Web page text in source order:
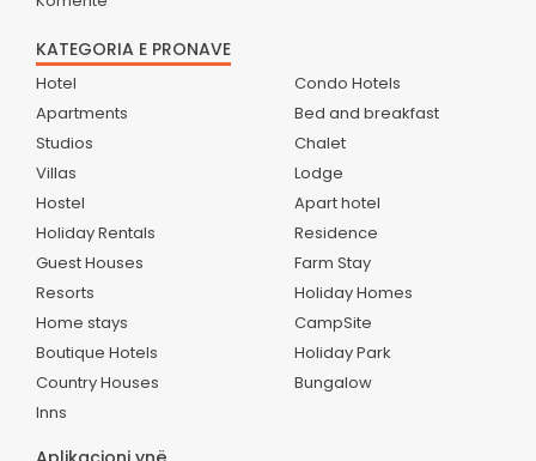
KATEGORIA E PRONAVE
Hotel
Apartments
Studios
Villas
Hostel
Holiday Rentals
Guest Houses
Resorts
Home stays
Boutique Hotels
Country Houses
Inns
Condo Hotels
Bed and breakfast
Chalet
Lodge
Apart hotel
Residence
Farm Stay
Holiday Homes
CampSite
Holiday Park
Bungalow